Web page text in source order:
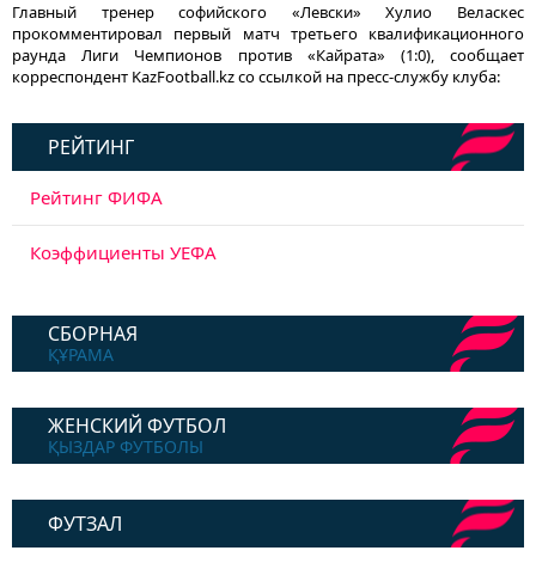
Главный тренер софийского «Левски» Хулио Веласкес
прокомментировал первый матч третьего квалификационного
раунда Лиги Чемпионов против «Кайрата» (1:0), сообщает
корреспондент KazFootball.kz со ссылкой на пресс-службу клуба:
РЕЙТИНГ
Рейтинг ФИФА
Коэффициенты УЕФА
СБОРНАЯ
ҚҰРАМА
ЖЕНСКИЙ ФУТБОЛ
ҚЫЗДАР ФУТБОЛЫ
ФУТЗАЛ